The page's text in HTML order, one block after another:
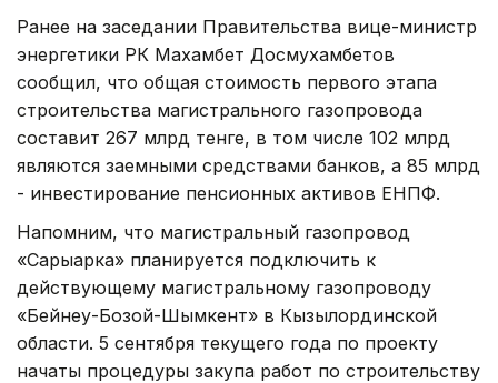
Ранее на заседании Правительства вице-министр
энергетики РК Махамбет Досмухамбетов
сообщил, что общая стоимость первого этапа
строительства магистрального газопровода
составит 267 млрд тенге, в том числе 102 млрд
являются заемными средствами банков, а 85 млрд
- инвестирование пенсионных активов ЕНПФ.
Напомним, что магистральный газопровод
«Сарыарка» планируется подключить к
действующему магистральному газопроводу
«Бейнеу-Бозой-Шымкент» в Кызылординской
области. 5 сентября текущего года по проекту
начаты процедуры закупа работ по строительству